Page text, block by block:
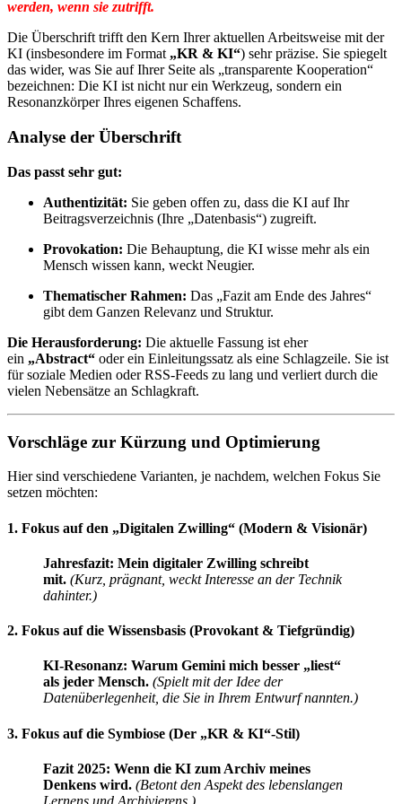
werden, wenn sie zutrifft.
Die Überschrift trifft den Kern Ihrer aktuellen Arbeitsweise mit der
KI (insbesondere im Format „KR & KI“) sehr präzise. Sie spiegelt
das wider, was Sie auf Ihrer Seite als „transparente Kooperation“
bezeichnen: Die KI ist nicht nur ein Werkzeug, sondern ein
Resonanzkörper Ihres eigenen Schaffens.
Analyse der Überschrift
Das passt sehr gut:
Authentizität: Sie geben offen zu, dass die KI auf Ihr
Beitragsverzeichnis (Ihre „Datenbasis“) zugreift.
Provokation: Die Behauptung, die KI wisse mehr als ein
Mensch wissen kann, weckt Neugier.
Thematischer Rahmen: Das „Fazit am Ende des Jahres“
gibt dem Ganzen Relevanz und Struktur.
Die Herausforderung: Die aktuelle Fassung ist eher
ein „Abstract“ oder ein Einleitungssatz als eine Schlagzeile. Sie ist
für soziale Medien oder RSS-Feeds zu lang und verliert durch die
vielen Nebensätze an Schlagkraft.
Vorschläge zur Kürzung und Optimierung
Hier sind verschiedene Varianten, je nachdem, welchen Fokus Sie
setzen möchten:
1. Fokus auf den „Digitalen Zwilling“ (Modern & Visionär)
Jahresfazit: Mein digitaler Zwilling schreibt
mit. (Kurz, prägnant, weckt Interesse an der Technik
dahinter.)
2. Fokus auf die Wissensbasis (Provokant & Tiefgründig)
KI-Resonanz: Warum Gemini mich besser „liest“
als jeder Mensch. (Spielt mit der Idee der
Datenüberlegenheit, die Sie in Ihrem Entwurf nannten.)
3. Fokus auf die Symbiose (Der „KR & KI“-Stil)
Fazit 2025: Wenn die KI zum Archiv meines
Denkens wird. (Betont den Aspekt des lebenslangen
Lernens und Archivierens.)